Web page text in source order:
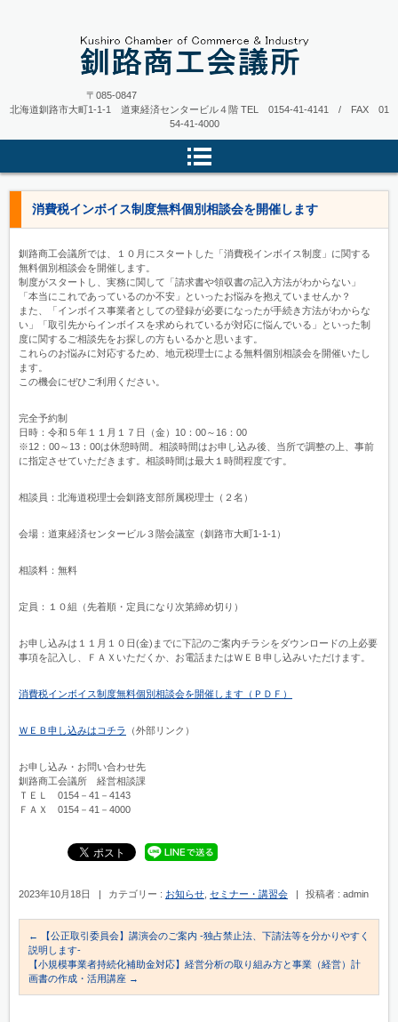
〒085-0847
北海道釧路市大町1-1-1 道東経済センタービル４階 TEL 0154-41-4141 / FAX 01
54-41-4000
消費税インボイス制度無料個別相談会を開催します
釧路商工会議所では、１０月にスタートした「消費税インボイス制度」に関する
無料個別相談会を開催します。
制度がスタートし、実務に関して「請求書や領収書の記入方法がわからない」
「本当にこれであっているのか不安」といったお悩みを抱えていませんか？
また、「インボイス事業者としての登録が必要になったが手続き方法がわからな
い」「取引先からインボイスを求められているが対応に悩んでいる」といった制
度に関するご相談先をお探しの方もいるかと思います。
これらのお悩みに対応するため、地元税理士による無料個別相談会を開催いたし
ます。
この機会にぜひご利用ください。
完全予約制
日時：令和５年１１月１７日（金）10：00～16：00
※12：00～13：00は休憩時間。相談時間はお申し込み後、当所で調整の上、事前
に指定させていただきます。相談時間は最大１時間程度です。
相談員：北海道税理士会釧路支部所属税理士（２名）
会場：道東経済センタービル３階会議室（釧路市大町1-1-1）
相談料：無料
定員：１０組（先着順・定員になり次第締め切り）
お申し込みは１１月１０日(金)までに下記のご案内チラシをダウンロードの上必要
事項を記入し、ＦＡＸいただくか、お電話またはＷＥＢ申し込みいただけます。
消費税インボイス制度無料個別相談会を開催します（ＰＤＦ）
ＷＥＢ申し込みはコチラ （外部リンク）
お申し込み・お問い合わせ先
釧路商工会議所 経営相談課
ＴＥＬ 0154－41－4143
ＦＡＸ 0154－41－4000
2023年10月18日 | カテゴリー : お知らせ セミナー・講習会 | 投稿者 : admin
←
【公正取引委員会】講演会のご案内 -独占禁止法、下請法等を分かりやすく
説明します-
【小規模事業者持続化補助金対応】経営分析の取り組み方と事業（経営）計
画書の作成・活用講座 →